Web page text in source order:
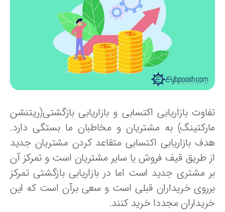
بازاریابی اکتسابی و بازاریابی بازگشتی(ریتنشن
به مشتریان و مخاطبان ما بستگی دارد.
بازاریابی اکتسابی متقاعد کردن مشتریان جدید
طریق قیف فروش یا سایر مشتریان است و تمرکز آن
مشتری جدید است اما در بازاریابی بازگشتی تمرکز
خریداران قبلی است و سعی برآن است که این
مجددا خرید کنند.